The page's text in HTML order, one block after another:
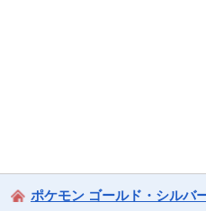
ポケモン ゴールド・シルバ